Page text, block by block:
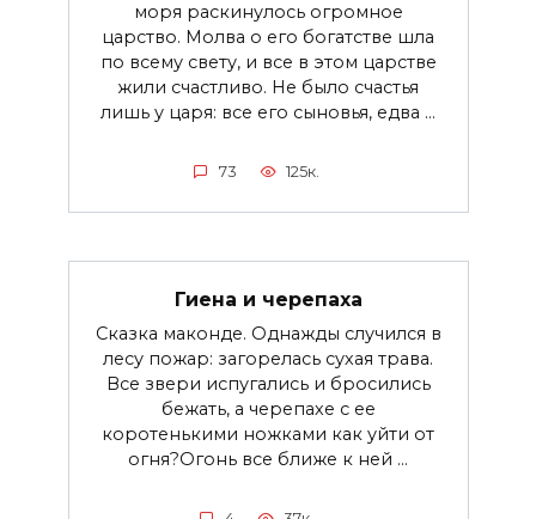
моря раскинулось огромное
царство. Молва о его богатстве шла
по всему свету, и все в этом царстве
жили счастливо. Не было счастья
лишь у царя: все его сыновья, едва ...
73 125к.
Гиена и черепаха
Сказка маконде. Однажды случился в
лесу пожар: загорелась сухая трава.
Все звери испугались и бросились
бежать, а черепахе с ее
коротенькими ножками как уйти от
огня?Огонь все ближе к ней ...